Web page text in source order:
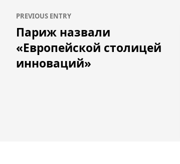
по
записям
PREVIOUS ENTRY
Париж назвали
«Европейской столицей
инноваций»